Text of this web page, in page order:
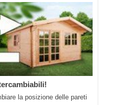
la posizione delle pareti